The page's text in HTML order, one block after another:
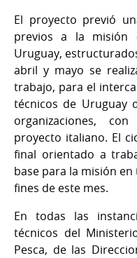
El proyecto previó
previos a la misión
Uruguay,
abril y mayo se
trabajo, para el
técnicos de Uruguay
organizaciones,
proyecto italiano. El
final orientado a
base para la misión
fines de este mes.
En todas las
técnicos del
Pesca, de las